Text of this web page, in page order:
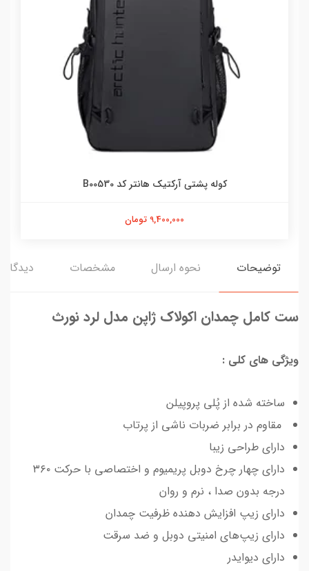
کوله پشتی آرکتیک هانتر کد B00530
9,400,000 تومان
توضیحات نحوه ارسال مشخصات
ست کامل چمدان اکولاک ژاپن مدل لرد نورث
ویژگی های کلی :
ساخته شده از پُلی‌ پروپیلن
مقاوم در برابر ضربات ناشی از پرتاب
دارای طراحی زیبا
دارای چهار چرخ دوبل پریمیوم و اختصاصی با حرکت ۳۶۰
درجه بدون صدا ، نرم و روان
دارای زیپ افزایش دهنده ظرفیت چمدان
دارای زیپ‌های امنیتی دوبل و ضد سرقت
دارای دیوایدر